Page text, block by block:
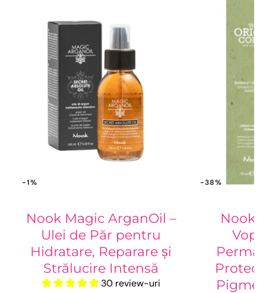
-1%
Nook Magic ArganOil –
Ulei de Păr pentru
Hidratare, Reparare și
Strălucire Intensă
30 review-uri
-38%
Nook